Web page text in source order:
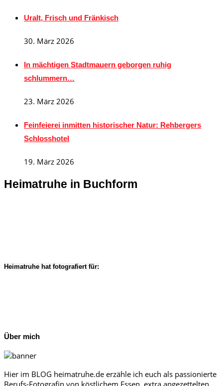
Uralt, Frisch und Fränkisch
30. März 2026
In mächtigen Stadtmauern geborgen ruhig
schlummern…
23. März 2026
Feinfeierei inmitten historischer Natur: Rehbergers
Schlosshotel
19. März 2026
Heimatruhe in Buchform
Heimatruhe hat fotografiert für:
Über mich
Hier im BLOG heimatruhe.de erzähle ich euch als passionierte